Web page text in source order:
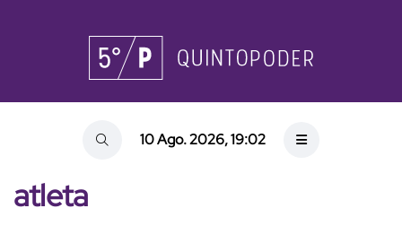
10 Ago. 2026, 19:02
atleta